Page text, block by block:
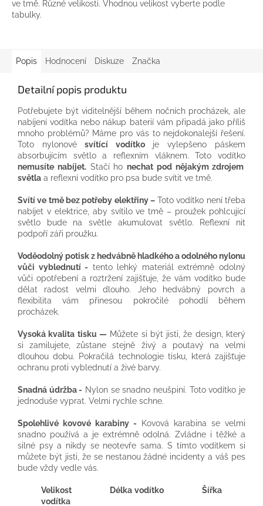
ve tmě. Různé velikosti. Vhodnou velikost vyberte podle
tabulky.
Popis Hodnocení Diskuze Značka
Detailní popis produktu
Potřebujete být viditelnější během nočních procházek, ale
nabíjení vodítka nebo nákup baterií vám připadá jako příliš
mnoho problémů? Máme pro vás to nejdokonalejší řešení.
Toto nylonovésvítící vodítkoje vylepšeno páskem
absorbujícím světlo a reflexním vláknem. Toto vodítko
nemusíte nabíjet.Stačí ho nechat pod nějakým zdrojem
světla a reflexní vodítko pro psa bude svítit ve tmě.
Svítí ve tmě bez potřeby elektřiny –Toto vodítko není třeba
nabíjet v elektrice, aby svítilo ve tmě – proužek pohlcující
světlo bude na světle akumulovat světlo. Reflexní nit
podpoří záři proužku.
Voděodolný potisk z hedvábně hladkého a odolného nylonu
vůči vyblednutí - tento lehký materiál extrémně odolný
vůči opotřebení a roztržení zajišťuje, že vám vodítko bude
dělat radost velmi dlouho. Jeho hedvábný povrch a
flexibilita vám přinesou pokročilé pohodlí během
procházek.
Vysoká kvalita tisku —Můžete si být jisti, že design, který
si zamilujete, zůstane stejně živý a poutavý na velmi
dlouhou dobu. Pokračilá technologie tisku, která zajišťuje
ochranu proti vyblednutí a živé barvy.
Snadná údržba - Nylon se snadno neušpiní. Toto vodítko je
jednoduše vyprat. Velmi rychle schne.
Spolehlivé kovové karabiny - Kovová karabina se velmi
snadno používá a je extrémně odolná. Zvládne i těžké a
silné psy a nikdy se neotevře sama. S tímto vodítkem si
můžete být jisti, že se nestanou žádné incidenty a váš pes
bude vždy vedle vás.
Velikost Délka vodítko Šířka
vodítka